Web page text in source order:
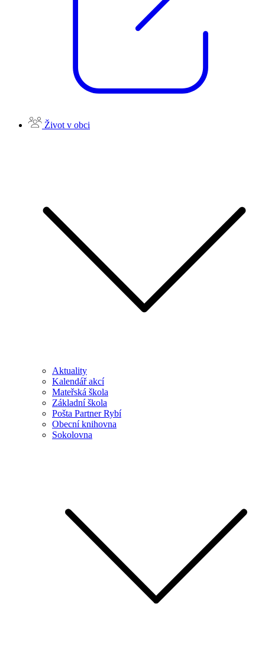
Život v obci
Aktuality
Kalendář akcí
Mateřská škola
Základní škola
Pošta Partner Rybí
Obecní knihovna
Sokolovna